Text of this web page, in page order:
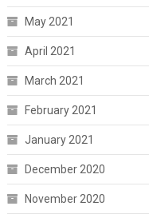
May 2021
April 2021
March 2021
February 2021
January 2021
December 2020
November 2020